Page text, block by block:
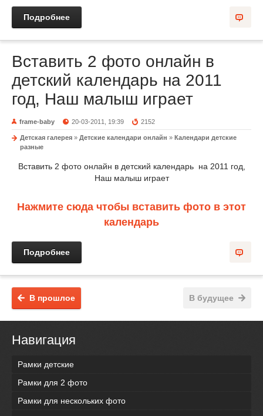
Подробнее
Вставить 2 фото онлайн в
детский календарь на 2011
год, Наш малыш играет
frame-baby 20-03-2011, 19:39 2152
Детская галерея » Детские календари онлайн » Календари детские
разные
Вставить 2 фото онлайн в детский календарь на 2011 год,
Наш малыш играет
Нажмите сюда чтобы вставить фото в этот
календарь
Подробнее
В будущее
В прошлое
Навигация
Рамки детские
Рамки для 2 фото
Рамки для нескольких фото